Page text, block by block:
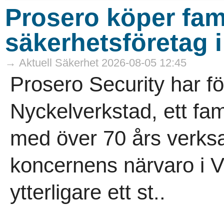
Prosero köper
säkerhetsföretag
→ Aktuell Säkerhet 2026-08-05 12:45
Prosero Security har
Nyckelverkstad, ett
med över 70 års
koncernens närvaro i
ytterligare ett st..